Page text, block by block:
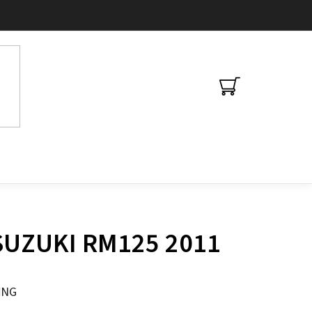
NÁKUPNÍ
RM125 2011